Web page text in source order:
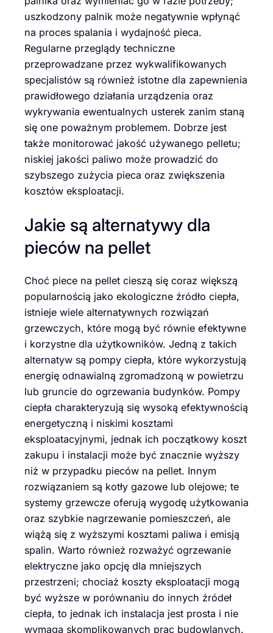
uszkodzony palnik może negatywnie wpłynąć
na proces spalania i wydajność pieca.
Regularne przeglądy techniczne
przeprowadzane przez wykwalifikowanych
specjalistów są również istotne dla zapewnienia
prawidłowego działania urządzenia oraz
wykrywania ewentualnych usterek zanim staną
się one poważnym problemem. Dobrze jest
także monitorować jakość używanego pelletu;
niskiej jakości paliwo może prowadzić do
szybszego zużycia pieca oraz zwiększenia
kosztów eksploatacji.
Jakie są alternatywy dla
pieców na pellet
Choć piece na pellet cieszą się coraz większą
popularnością jako ekologiczne źródło ciepła,
istnieje wiele alternatywnych rozwiązań
grzewczych, które mogą być równie efektywne
i korzystne dla użytkowników. Jedną z takich
alternatyw są pompy ciepła, które wykorzystują
energię odnawialną zgromadzoną w powietrzu
lub gruncie do ogrzewania budynków. Pompy
ciepła charakteryzują się wysoką efektywnością
energetyczną i niskimi kosztami
eksploatacyjnymi, jednak ich początkowy koszt
zakupu i instalacji może być znacznie wyższy
niż w przypadku pieców na pellet. Innym
rozwiązaniem są kotły gazowe lub olejowe; te
systemy grzewcze oferują wygodę użytkowania
oraz szybkie nagrzewanie pomieszczeń, ale
wiążą się z wyższymi kosztami paliwa i emisją
spalin. Warto również rozważyć ogrzewanie
elektryczne jako opcję dla mniejszych
przestrzeni; chociaż koszty eksploatacji mogą
być wyższe w porównaniu do innych źródeł
ciepła, to jednak ich instalacja jest prosta i nie
wymaga skomplikowanych prac budowlanych.